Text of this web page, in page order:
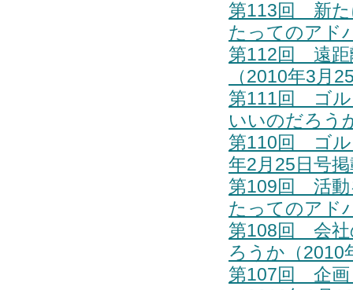
第113回 新た
たってのアド
第112回 遠距
（2010年3月
第111回 ゴル
いいのだろう
第110回 ゴル
年2月25日号
第109回 活動
たってのアド
第108回 会社
ろうか（2010
第107回 企画